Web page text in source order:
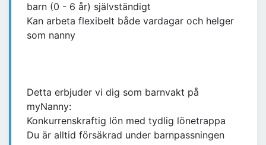
barn (0 - 6 år) självständigt
Kan arbeta flexibelt både vardagar och helger
som nanny
Detta erbjuder vi dig som barnvakt på
myNanny:
Konkurrenskraftig lön med tydlig lönetrappa
Du är alltid försäkrad under barnpassningen